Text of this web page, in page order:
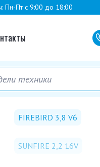
Пн-Пт с 9:00 до 18:00
FIREBIRD 3,8 V6
SUNFIRE 2,2 16V